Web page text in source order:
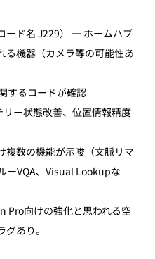
コード名 J229） — ホームハブ
る機器（カメラ等の可能性あ
するコードが確認
ー状態改善、位置情報精度
数の機能が示唆（文脈リマ
ーVQA、Visual Lookupな
Pro向けの強化と思われる空
あり。